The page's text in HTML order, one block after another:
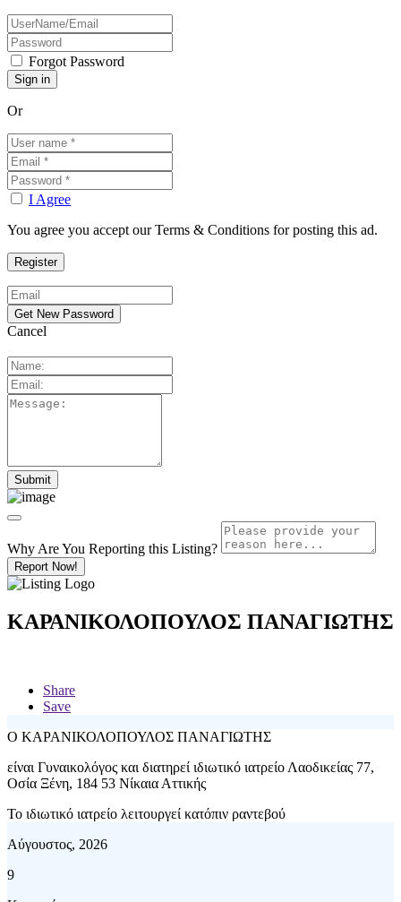
Forgot Password
Or
I Agree
You agree you accept our Terms & Conditions for posting this ad.
Cancel
Why Are You Reporting this Listing?
Report Now!
ΚΑΡΑΝΙΚΟΛΟΠΟΥΛΟΣ ΠΑΝΑΓΙΩΤΗΣ
Share
Save
Ο ΚΑΡΑΝΙΚΟΛΟΠΟΥΛΟΣ ΠΑΝΑΓΙΩΤΗΣ
είναι Γυναικολόγος και διατηρεί ιδιωτικό ιατρείο Λαοδικείας 77,
Οσία Ξένη, 184 53 Νίκαια Αττικής
Το ιδιωτικό ιατρείο λειτουργεί κατόπιν ραντεβού
Αύγουστος, 2026
9